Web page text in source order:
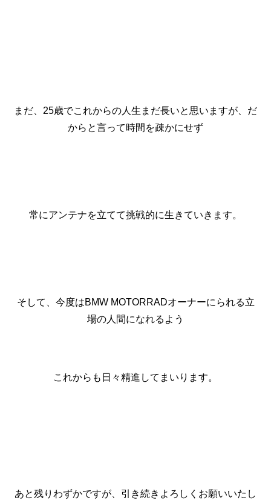
まだ、25歳でこれからの人生まだ長いと思いますが、だ
からと言って時間を疎かにせず
常にアンテナを立てて挑戦的に生きていきます。
そして、今度はBMW MOTORRADオーナーにられる立
場の人間になれるよう
これからも日々精進してまいります。
あと残りわずかですが、引き続きよろしくお願いいたし